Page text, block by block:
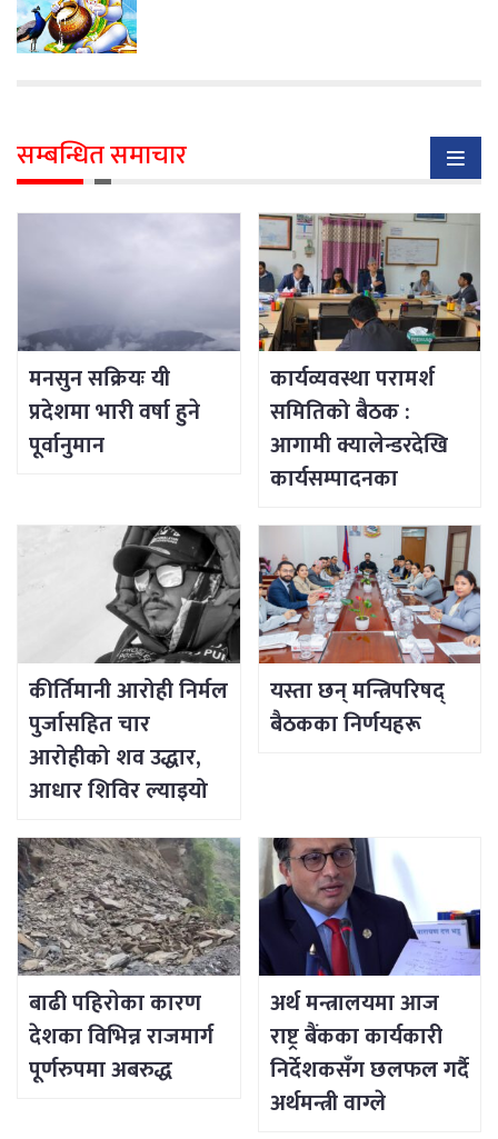
सम्बन्धित समाचार
मनसुन सक्रियः यी
प्रदेशमा भारी वर्षा हुने
पूर्वानुमान
कार्यव्यवस्था परामर्श
समितिको बैठक :
आगामी क्यालेन्डरदेखि
कार्यसम्पादनका
कीर्तिमानी आरोही निर्मल
पुर्जासहित चार
आरोहीको शव उद्धार,
आधार शिविर ल्याइयो
यस्ता छन् मन्त्रिपरिषद्
बैठकका निर्णयहरू
बाढी पहिराेका कारण
देशका विभिन्न राजमार्ग
पूर्णरुपमा अबरुद्ध
अर्थ मन्त्रालयमा आज
राष्ट्र बैंकका कार्यकारी
निर्देशकसँग छलफल गर्दै
अर्थमन्त्री वाग्ले